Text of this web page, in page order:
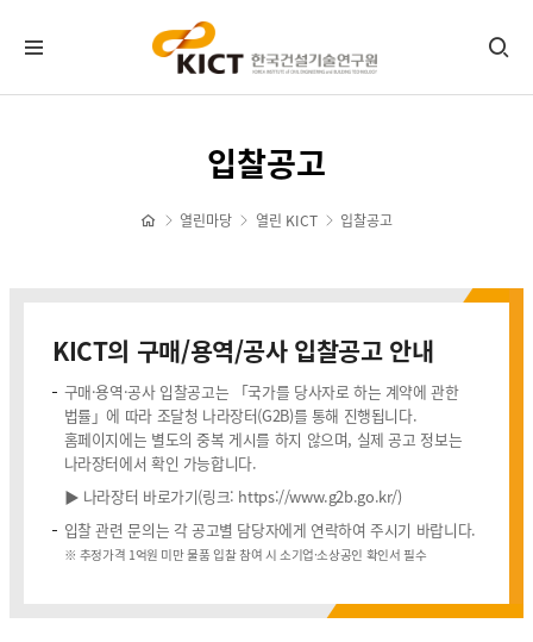
포토뉴스
기관홍보물
정기간행물
뉴스레터 신청/해지
CI 다운로드
자료실
열린 KICT
입찰공고
열린마당 열린 KICT 입찰공고
KICT의 구매/용역/공사 입찰공고 안내
구매·용역·공사 입찰공고는 「국가를 당사자로 하는 계약에 관한
법률」에 따라 조달청 나라장터(G2B)를 통해 진행됩니다.
홈페이지에는 별도의 중복 게시를 하지 않으며, 실제 공고 정보는
나라장터에서 확인 가능합니다.
▶ 나라장터 바로가기(링크: https://www.g2b.go.kr/)
입찰 관련 문의는 각 공고별 담당자에게 연락하여 주시기 바랍니다.
※ 추정가격 1억원 미만 물품 입찰 참여 시 소기업·소상공인 확인서 필수